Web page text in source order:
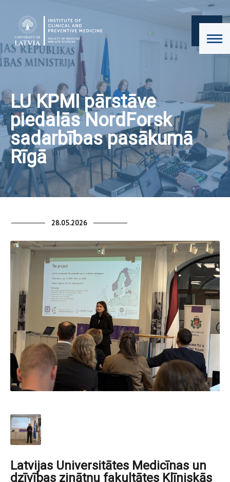
LU KPMI pārstāve
piedalās NordForsk
sadarbības pasākumā
Rīgā
28.05.2026
Latvijas Universitātes Medicīnas un
dzīvības zinātņu fakultātes Klīniskās